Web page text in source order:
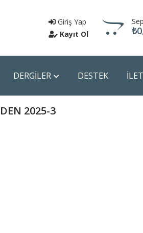
Giriş Yap
Kayıt Ol
Sepete Git
DERGİLER DESTEK
2025-3